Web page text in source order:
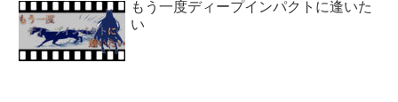
もう一度ディープインパクトに逢いた
い